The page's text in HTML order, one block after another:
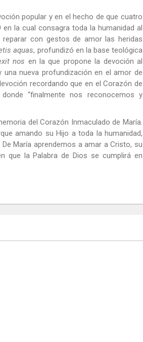
popular y en el hecho de que cuatro
en la cual consagra toda la humanidad al
reparar con gestos de amor las heridas
aquas, profundizó en la base teológica
nos en la que propone la devoción al
nueva profundización en el amor de
recordando que en el Corazón de
“finalmente nos reconocemos y
del Corazón Inmaculado de María.
amando su Hijo a toda la humanidad,
María aprendemos a amar a Cristo, su
que la Palabra de Dios se cumplirá en